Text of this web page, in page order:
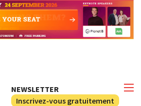
NEWSLETTER
Inscrivez-vous gratuitement